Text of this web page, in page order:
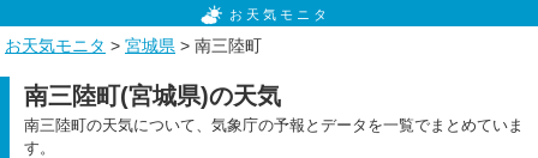
お天気モニタ
お天気モニタ > 宮城県 > 南三陸町
南三陸町(宮城県)の天気
南三陸町の天気について、気象庁の予報とデータを一覧でまとめていま
す。